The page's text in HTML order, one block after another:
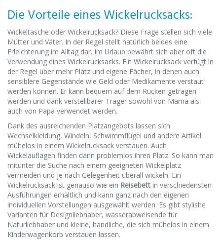
Die Vorteile eines Wickelrucksacks:
Wickeltasche oder Wickelrucksack? Diese Frage stellen sich viele
Mütter und Väter. In der Regel stellt natürlich beides eine
Erleichterung im Alltag dar. Im Urlaub bewährt sich aber oft die
Verwendung eines Wickelrucksacks. Ein Wickelrucksack verfügt in
der Regel über mehr Platz und eigene Fächer, in denen auch
sensiblere Gegenstände wie Geld oder Medikamente verstaut
werden können. Er kann bequem auf dem Rücken getragen
werden und dank verstellbarer Träger sowohl von Mama als
auch von Papa verwendet werden.
Dank des ausreichenden Platzangebots lassen sich
Wechselkleidung, Windeln, Schwimmflügel und andere Artikel
mühelos in einem Wickelrucksack verstauen. Auch
Wickelauflagen finden darin problemlos ihren Platz. So kann man
mitunter die Suche nach einem geeigneten Wickelplatz
vermeiden und je nach Gelegenheit überall wickeln. Ein
Wickelrucksack ist genauso wie ein Reisebett in verschiedensten
Ausführungen erhältlich und kann ganz nach den eigenen
individuellen Vorstellungen ausgewählt werden. Es gibt stylishe
Varianten für Designliebhaber, wasserabweisende für
Naturliebhaber und kleine, handliche, die sich mühelos in einem
Kinderwagenkorb verstauen lassen.